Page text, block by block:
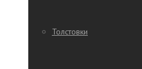
Толстовки